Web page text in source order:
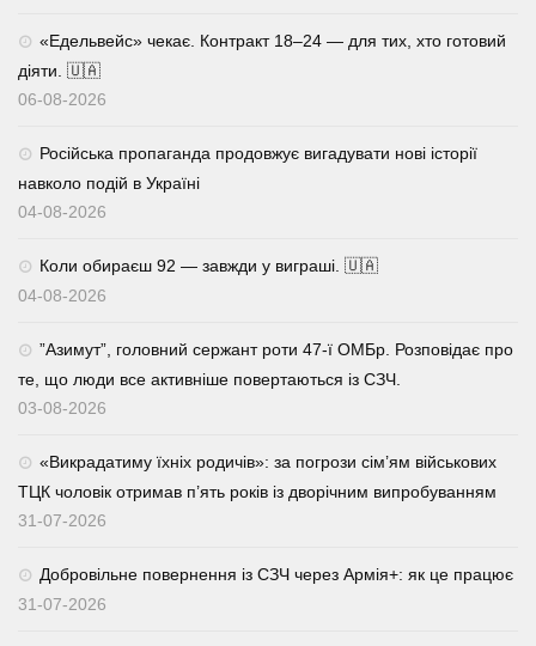
«Едельвейс» чекає. Контракт 18–24 — для тих, хто готовий
діяти. 🇺🇦
06-08-2026
Російська пропаганда продовжує вигадувати нові історії
навколо подій в Україні
04-08-2026
Коли обираєш 92 — завжди у виграші. 🇺🇦
04-08-2026
⁨”Азимут”, головний сержант роти 47-ї ОМБр. Розповідає про
те, що люди все активніше повертаються із СЗЧ.
03-08-2026
«Викрадатиму їхніх родичів»: за погрози сім’ям військових
ТЦК чоловік отримав п’ять років із дворічним випробуванням
31-07-2026
Добровільне повернення із СЗЧ через Армія+: як це працює
31-07-2026